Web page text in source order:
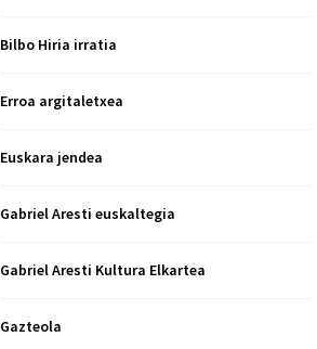
Bilbo Hiria irratia
Erroa argitaletxea
Euskara jendea
Gabriel Aresti euskaltegia
Gabriel Aresti Kultura Elkartea
Gazteola